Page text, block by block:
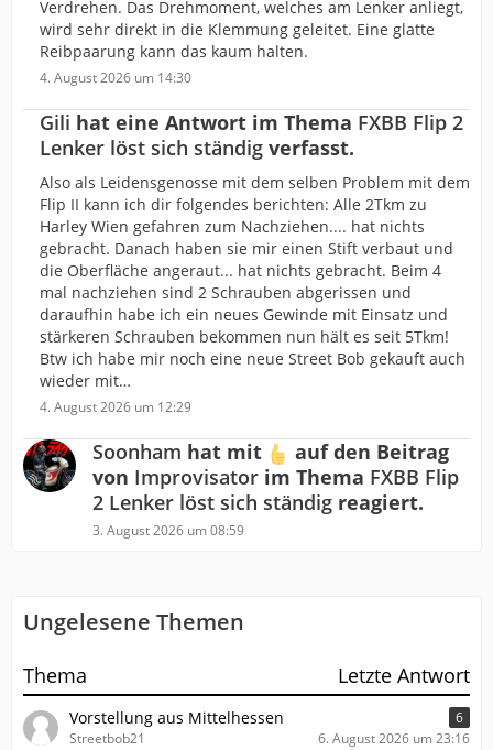
Verdrehen. Das Drehmoment, welches am Lenker anliegt,
wird sehr direkt in die Klemmung geleitet. Eine glatte
Reibpaarung kann das kaum halten.
4. August 2026 um 14:30
Gili hat eine Antwort im Thema FXBB Flip 2
Lenker löst sich ständig verfasst.
Also als Leidensgenosse mit dem selben Problem mit dem
Flip II kann ich dir folgendes berichten: Alle 2Tkm zu
Harley Wien gefahren zum Nachziehen.... hat nichts
gebracht. Danach haben sie mir einen Stift verbaut und
die Oberfläche angeraut... hat nichts gebracht. Beim 4
mal nachziehen sind 2 Schrauben abgerissen und
daraufhin habe ich ein neues Gewinde mit Einsatz und
stärkeren Schrauben bekommen nun hält es seit 5Tkm!
Btw ich habe mir noch eine neue Street Bob gekauft auch
wieder mit…
4. August 2026 um 12:29
Soonham hat mit
auf den Beitrag
von Improvisator im Thema FXBB Flip
2 Lenker löst sich ständig reagiert.
3. August 2026 um 08:59
Ungelesene Themen
Thema Letzte Antwort
Vorstellung aus Mittelhessen
6
Streetbob21
6. August 2026 um 23:16